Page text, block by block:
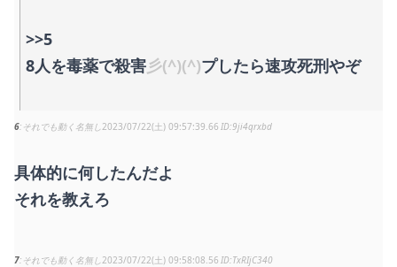
>>5
8人を毒薬で殺害彡(^)(^)プしたら速攻死刑やぞ
6 それでも動く名無し 2023/07/22(土) 09:57:39.66 9ji4qrxbd
具体的に何したんだよ
それを教えろ
7 それでも動く名無し 2023/07/22(土) 09:58:08.56 TxRIjC340